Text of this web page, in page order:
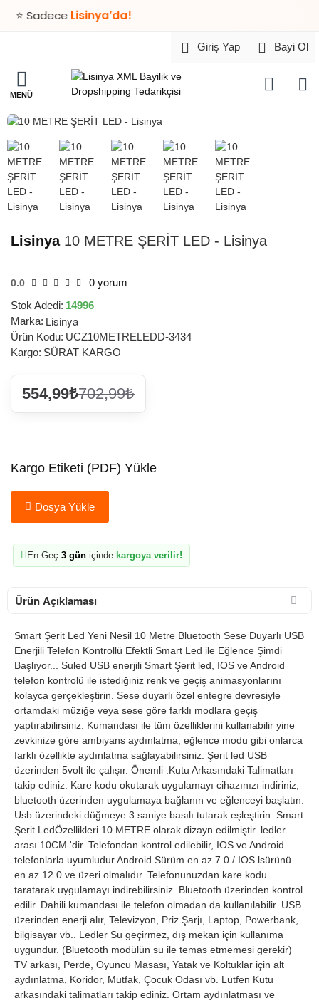
⭐ SadeceLisinya’da!
Giriş Yap Bayi Ol
TESLİMAT
Lisinya10 METRE ŞERİT LED - Lisinya
0.0 0 yorum
Stok Adedi: 14996
Marka: Lisinya
Ürün Kodu: UCZ10METRELEDD-3434
Kargo: SÜRAT KARGO
554,99₺702,99₺
Kargo Etiketi (PDF) Yükle
Dosya Yükle
En Geç 3 gün içinde kargoya verilir!
Ürün Açıklaması
Smart Şerit Led Yeni Nesil 10 Metre Bluetooth Sese Duyarlı USB
Enerjili Telefon Kontrollü Efektli Smart Led ile Eğlence Şimdi
Başlıyor... Suled USB enerjili Smart Şerit led, IOS ve Android
telefon kontrolü ile istediğiniz renk ve geçiş animasyonlarını
kolayca gerçekleştirin. Sese duyarlı özel entegre devresiyle
ortamdaki müziğe veya sese göre farklı modlara geçiş
yaptırabilirsiniz. Kumandası ile tüm özelliklerini kullanabilir yine
zevkinize göre ambiyans aydınlatma, eğlence modu gibi onlarca
farklı özellikte aydınlatma sağlayabilirsiniz. Şerit led USB
üzerinden 5volt ile çalışır. Önemli :Kutu Arkasındaki Talimatları
takip ediniz. Kare kodu okutarak uygulamayı cihazınızı indiriniz,
bluetooth üzerinden uygulamaya bağlanın ve eğlenceyi başlatın.
Usb üzerindeki düğmeye 3 saniye basılı tutarak eşleştirin. Smart
Şerit LedÖzellikleri 10 METRE olarak dizayn edilmiştir. ledler
arası 10CM 'dir. Telefondan kontrol edilebilir, IOS ve Android
telefonlarla uyumludur Android Sürüm en az 7.0 / IOS lsürünü
en az 12.0 ve üzeri olmalıdır. Telefonunuzdan kare kodu
taratarak uygulamayı indirebilirsiniz. Bluetooth üzerinden kontrol
edilir. Dahili kumandası ile telefon olmadan da kullanılabilir. USB
üzerinden enerji alır, Televizyon, Priz Şarjı, Laptop, Powerbank,
bilgisayar vb.. Ledler Su geçirmez, dış mekan için kullanıma
uygundur. (Bluetooth modülün su ile temas etmemesi gerekir)
TV arkası, Perde, Oyuncu Masası, Yatak ve Koltuklar için alt
aydınlatma, Koridor, Mutfak, Çocuk Odası vb. Lütfen Kutu
arkasındaki talimatları takip ediniz. Ortam aydınlatması ve